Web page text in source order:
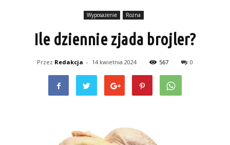
Wyposażenie Rożna
Ile dziennie zjada brojler?
Przez Redakcja - 14 kwietnia 2024 567 0